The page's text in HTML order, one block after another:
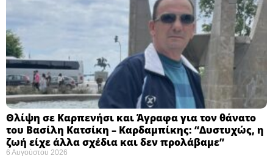
Θλίψη σε Καρπενήσι και Άγραφα για τον θάνατο
του Βασίλη Κατσίκη – Καρδαμπίκης: “Δυστυχώς, η
ζωή είχε άλλα σχέδια και δεν προλάβαμε”
6 Αυγούστου 2026